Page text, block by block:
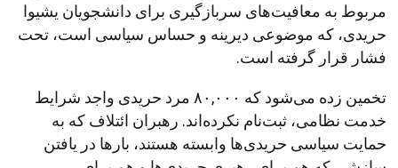
مربوط به معافیت‌های سربازگیری برای دانشجویان یشیوا
حریدی، که موضوعی دیرینه و حساس سیاسی است، تحت
فشار قرار گرفته است.
تخمین زده می‌شود که ۸۰,۰۰۰ مرد حریدی واجد شرایط
خدمت نظامی، ثبت‌نام نکرده‌اند. رهبران ائتلاف که به
حمایت سیاسی حریدی‌ها وابسته هستند، بارها در یافتن